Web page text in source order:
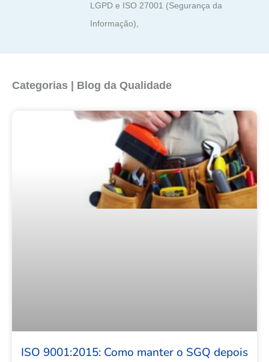
LGPD e ISO 27001 (Segurança da
Informação),
Categorias | Blog da Qualidade
ISO 9001:2015: Como manter o SGQ depois